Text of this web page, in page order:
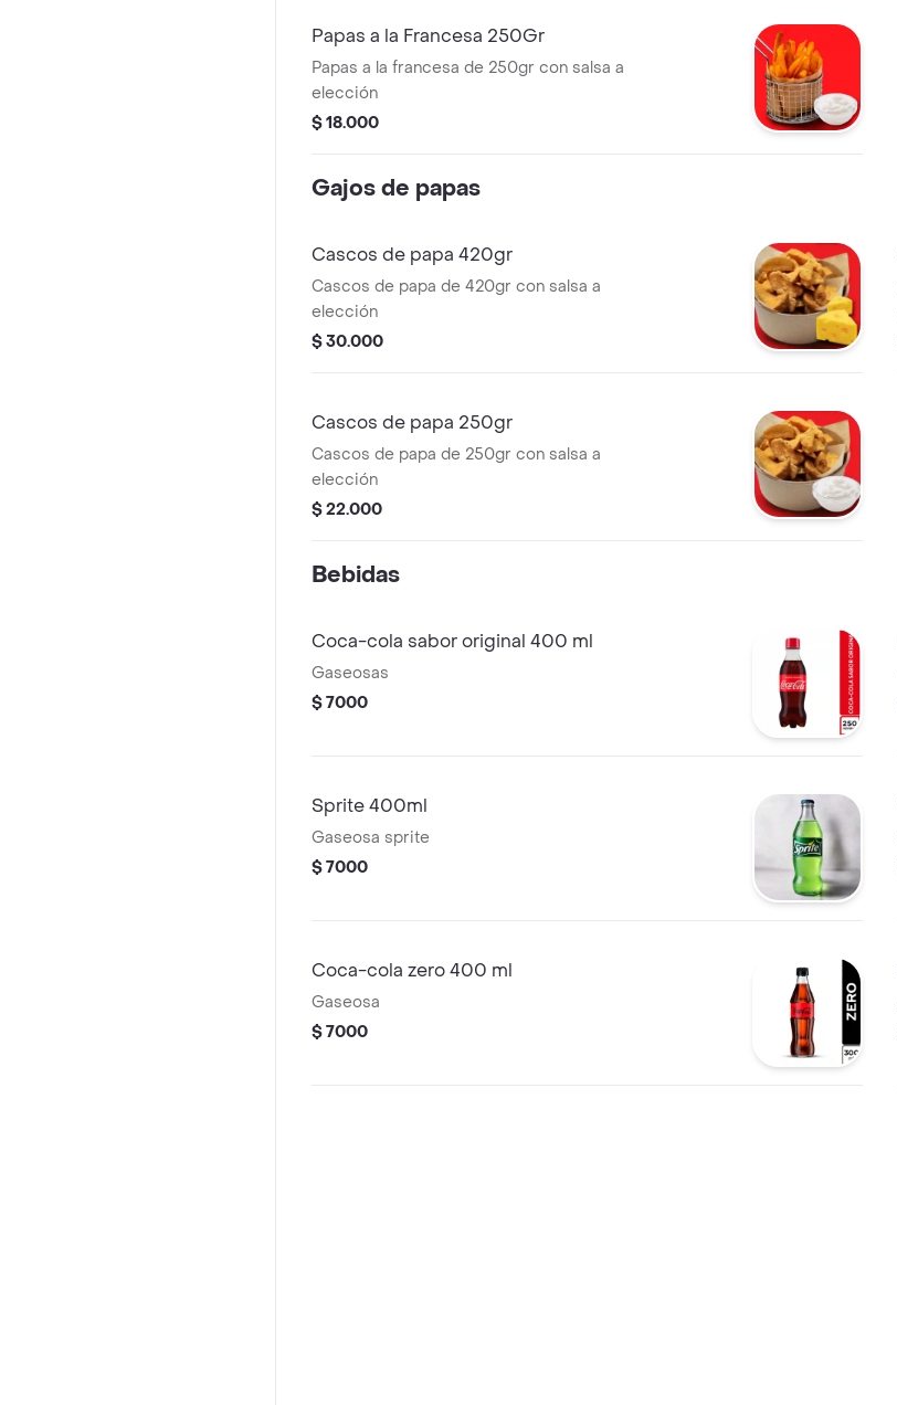
Papas a la Francesa 250Gr
Papas a la francesa de 250gr con salsa a
elección
$ 18.000
Gajos de papas
Cascos de papa 420gr
Cascos de papa de 420gr con salsa a
elección
$ 30.000
Cascos de papa 250gr
Cascos de papa de 250gr con salsa a
elección
$ 22.000
Bebidas
Coca-cola sabor original 400 ml
Gaseosas
$ 7000
Sprite 400ml
Gaseosa sprite
$ 7000
Coca-cola zero 400 ml
Gaseosa
$ 7000